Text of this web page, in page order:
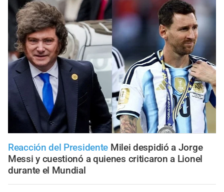
Reacción del Presidente Milei despidió a Jorge
Messi y cuestionó a quienes criticaron a Lionel
durante el Mundial